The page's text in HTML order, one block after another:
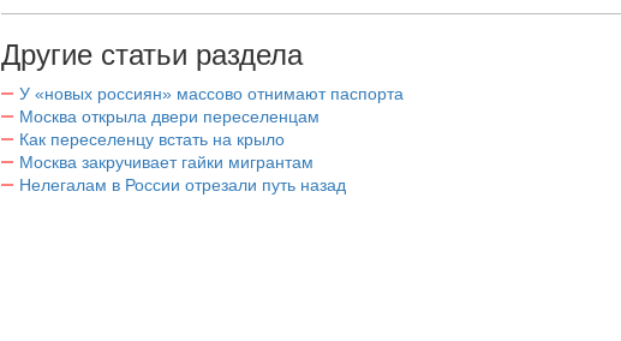
Другие статьи раздела
У «новых россиян» массово отнимают паспорта
Москва открыла двери переселенцам
Как переселенцу встать на крыло
Москва закручивает гайки мигрантам
Нелегалам в России отрезали путь назад